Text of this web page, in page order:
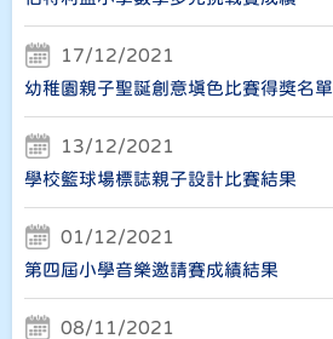
17/12/2021
幼稚園親子聖誕創意填色比賽得獎名單
13/12/2021
學校籃球場標誌親子設計比賽結果
01/12/2021
第四屆小學音樂邀請賽成績結果
08/11/2021